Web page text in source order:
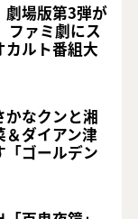
劇場版第3弾が
ァミ劇にス
カルト番組大
かなクンと湘
ダイアン津
「ゴールデン